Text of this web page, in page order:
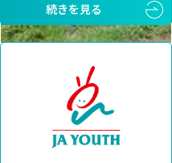
続きを見る